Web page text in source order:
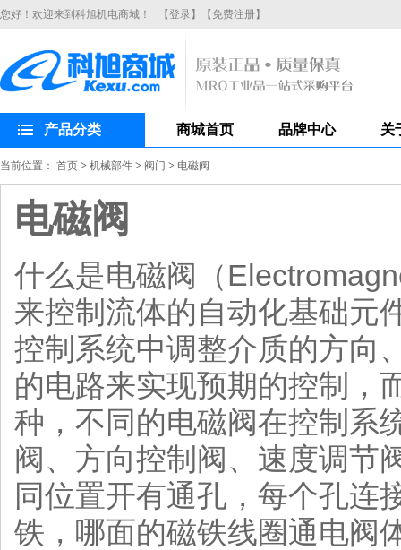
您好！欢迎来到科旭机电商城！ 【登录】 【免费注册】
产品分类 商城首页 品牌中心 关
当前位置： 首页 > 机械部件 > 阀门 > 电磁阀
电磁阀
什么是电磁阀（
来控制流体的自动化基础元
控制系统中调整介质的方向
的电路来实现预期的控制，
种，不同的电磁阀在控制系
阀、方向控制阀、速度调节
同位置开有通孔，每个孔连
铁，哪面的磁铁线圈通电阀